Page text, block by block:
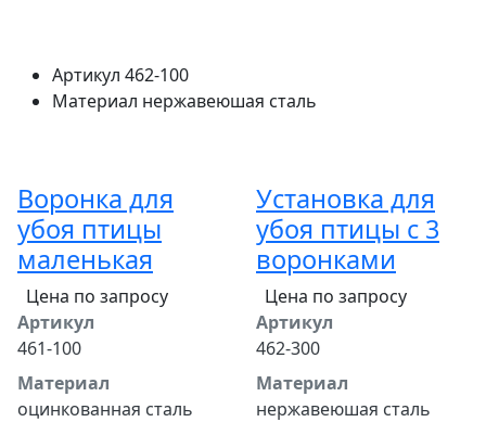
Артикул 462-100
Материал нержавеюшая сталь
Воронка для
убоя птицы
маленькая
Цена по запросу
Артикул
461-100
Материал
оцинкованная сталь
Установка для
убоя птицы с 3
воронками
Цена по запросу
Артикул
462-300
Материал
нержавеюшая сталь